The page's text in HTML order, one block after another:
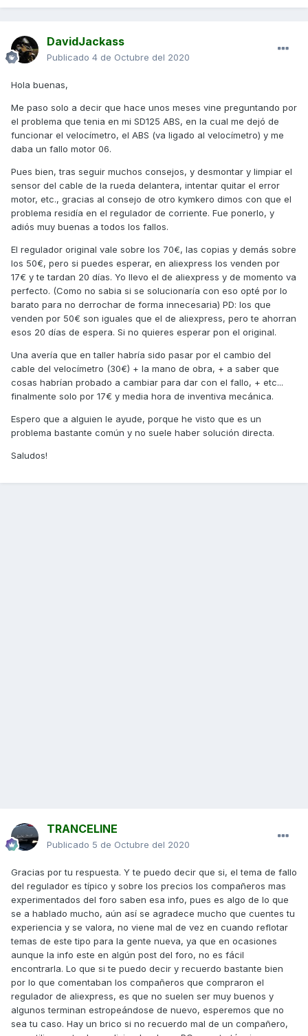
DavidJackass
Publicado 4 de Octubre del 2020
Hola buenas,
Me paso solo a decir que hace unos meses vine preguntando por
el problema que tenia en mi SD125 ABS, en la cual me dejó de
funcionar el velocímetro, el ABS (va ligado al velocímetro) y me
daba un fallo motor 06.
Pues bien, tras seguir muchos consejos, y desmontar y limpiar el
sensor del cable de la rueda delantera, intentar quitar el error
motor, etc., gracias al consejo de otro kymkero dimos con que el
problema residía en el regulador de corriente. Fue ponerlo, y
adiós muy buenas a todos los fallos.
El regulador original vale sobre los 70€, las copias y demás sobre
los 50€, pero si puedes esperar, en aliexpress los venden por
17€ y te tardan 20 días. Yo llevo el de aliexpress y de momento va
perfecto. (Como no sabia si se solucionaría con eso opté por lo
barato para no derrochar de forma innecesaria) PD: los que
venden por 50€ son iguales que el de aliexpress, pero te ahorran
esos 20 días de espera. Si no quieres esperar pon el original.
Una avería que en taller habría sido pasar por el cambio del
cable del velocímetro (30€) + la mano de obra, + a saber que
cosas habrían probado a cambiar para dar con el fallo, + etc...
finalmente solo por 17€ y media hora de inventiva mecánica.
Espero que a alguien le ayude, porque he visto que es un
problema bastante común y no suele haber solución directa.
Saludos!
TRANCELINE
Publicado 5 de Octubre del 2020
Gracias por tu respuesta. Y te puedo decir que si, el tema de fallo
del regulador es típico y sobre los precios los compañeros mas
experimentados del foro saben esa info, pues es algo de lo que
se a hablado mucho, aún así se agradece mucho que cuentes tu
experiencia y se valora, no viene mal de vez en cuando reflotar
temas de este tipo para la gente nueva, ya que en ocasiones
aunque la info este en algún post del foro, no es fácil
encontrarla. Lo que si te puedo decir y recuerdo bastante bien
por lo que comentaban los compañeros que compraron el
regulador de aliexpress, es que no suelen ser muy buenos y
algunos terminan estropeándose de nuevo, esperemos que no
sea tu caso. Hay un brico si no recuerdo mal de un compañero,